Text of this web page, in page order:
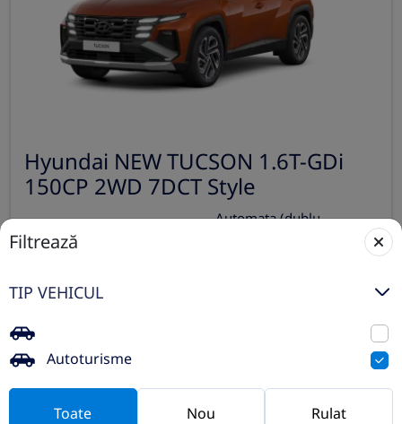
Hyundai NEW TUCSON 1.6T-GDi
150CP 2WD 7DCT Style
Automata (dublu
Preț de listă
27.733€
Filtrează
TIP VEHICUL
Autoturisme
Toate Nou Rulat